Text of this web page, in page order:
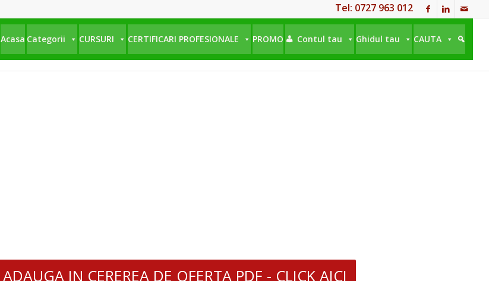
Tel: 0727 963 012
Acasa Categorii CURSURI CERTIFICARI PROFESIONALE PROMO Contul tau Ghidul tau CAUTA
ADAUGA IN CEREREA DE OFERTA PDF - CLICK AICI